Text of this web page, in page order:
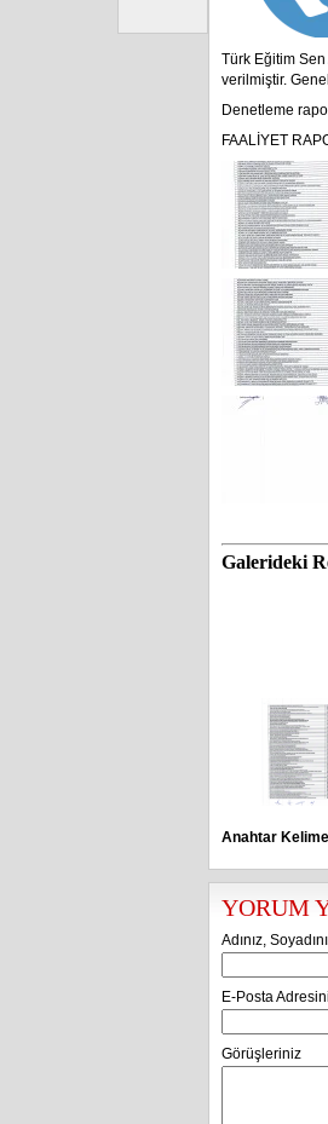
Türk Eğitim
verilmiştir.
Denetleme
FAALİYET
Galerideki
Anahtar
YORUM
Adınız,
E-Posta
Görüşleriniz